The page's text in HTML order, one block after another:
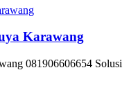
Karawang
081906606654 Solusi